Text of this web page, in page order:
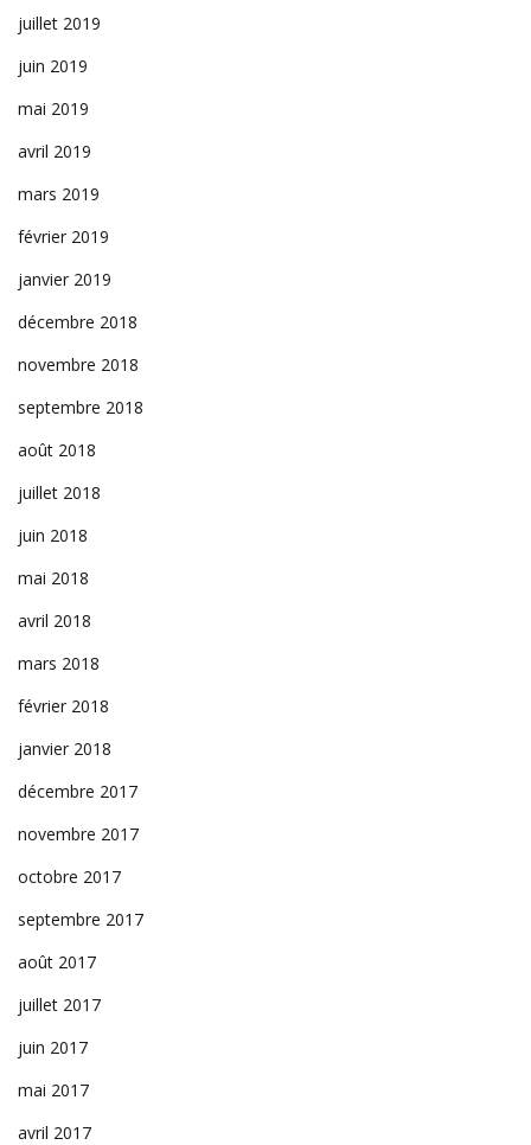
juillet 2019
juin 2019
mai 2019
avril 2019
mars 2019
février 2019
janvier 2019
décembre 2018
novembre 2018
septembre 2018
août 2018
juillet 2018
juin 2018
mai 2018
avril 2018
mars 2018
février 2018
janvier 2018
décembre 2017
novembre 2017
octobre 2017
septembre 2017
août 2017
juillet 2017
juin 2017
mai 2017
avril 2017